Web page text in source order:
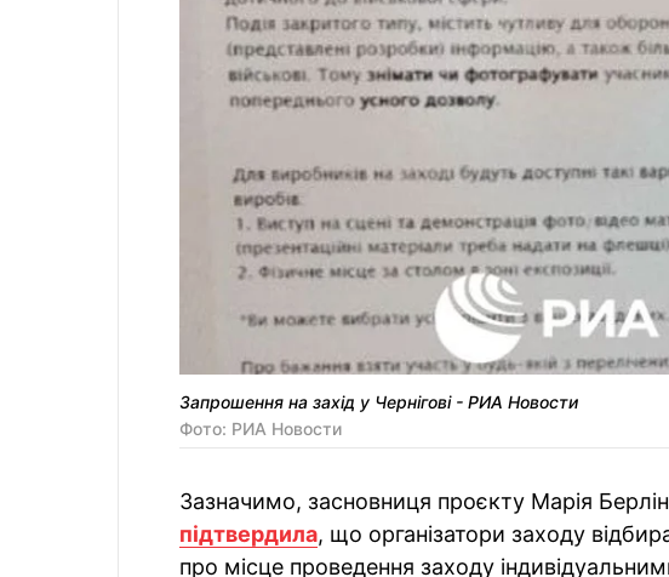
Запрошення на захід у Чернігові - РИА Новости
Фото: РИА Новости
Зазначимо, засновниця проєкту Марія
підтвердила, що організатори заходу
про місце проведення заходу